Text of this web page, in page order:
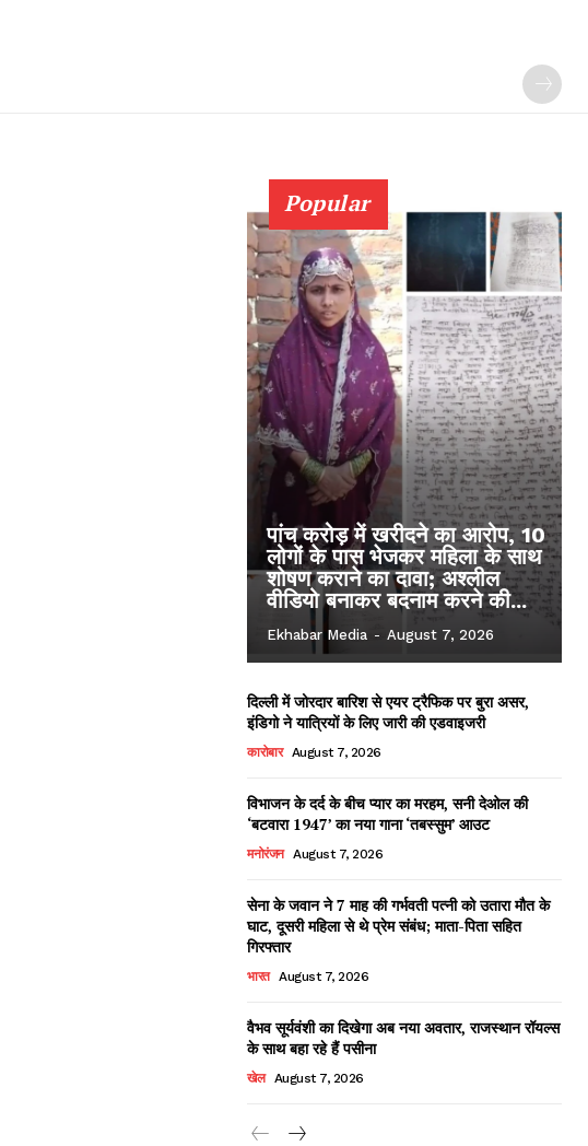
Popular
पांच करोड़ में खरीदने का आरोप, 10
लोगों के पास भेजकर महिला के साथ
शोषण कराने का दावा; अश्लील
वीडियो बनाकर बदनाम करने की...
Ekhabar Media - August 7, 2026
दिल्ली में जोरदार बारिश से एयर ट्रैफिक पर बुरा असर,
इंडिगो ने यात्रियों के लिए जारी की एडवाइजरी
कारोबार August 7, 2026
विभाजन के दर्द के बीच प्यार का मरहम, सनी देओल की
‘बटवारा 1947’ का नया गाना ‘तबस्सुम’ आउट
मनोरंजन August 7, 2026
सेना के जवान ने 7 माह की गर्भवती पत्नी को उतारा मौत के
घाट, दूसरी महिला से थे प्रेम संबंध; माता-पिता सहित
गिरफ्तार
भारत August 7, 2026
वैभव सूर्यवंशी का दिखेगा अब नया अवतार, राजस्थान रॉयल्स
के साथ बहा रहे हैं पसीना
खेल August 7, 2026